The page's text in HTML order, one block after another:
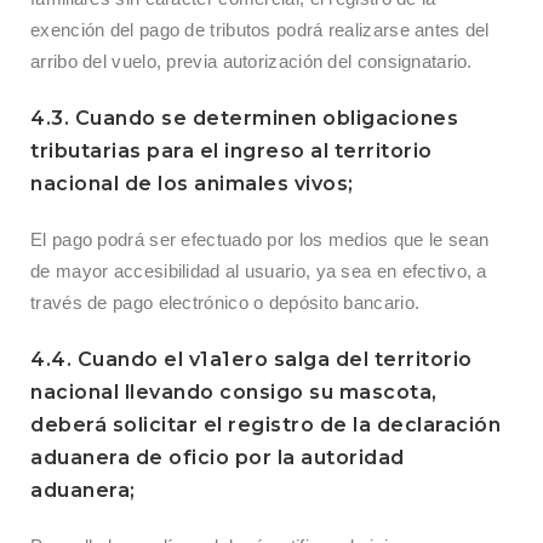
exención del pago de tributos podrá realizarse antes del
arribo del vuelo, previa autorización del consignatario.
4.3. Cuando se determinen obligaciones
tributarias para el ingreso al territorio
nacional de los animales vivos;
El pago podrá ser efectuado por los medios que le sean
de mayor accesibilidad al usuario, ya sea en efectivo, a
través de pago electrónico o depósito bancario.
4.4. Cuando el v1a1ero salga del territorio
nacional llevando consigo su mascota,
deberá solicitar el registro de la declaración
aduanera de oficio por la autoridad
aduanera;